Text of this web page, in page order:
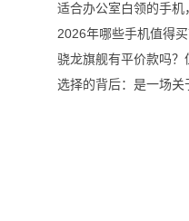
适合办公室白领的手
2026年哪些手机值得
骁龙旗舰有平价款吗？
选择的背后：是一场关